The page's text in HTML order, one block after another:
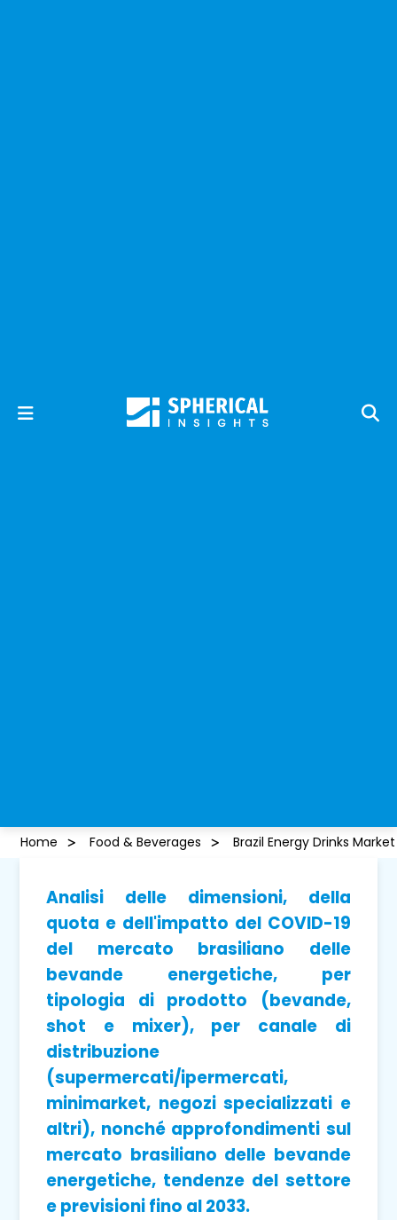
Home Food & Beverages Brazil Energy Drinks Market
Analisi delle dimensioni, della
quota e dell'impatto del COVID-19
del mercato brasiliano delle
bevande energetiche, per
tipologia di prodotto (bevande,
shot e mixer), per canale di
distribuzione
(supermercati/ipermercati,
minimarket, negozi specializzati e
altri), nonché approfondimenti sul
mercato brasiliano delle bevande
energetiche, tendenze del settore
e previsioni fino al 2033.